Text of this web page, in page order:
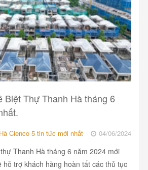
Biệt Thự Thanh Hà tháng 6
Cienco 5 tin tức mới nhất 04/06/2024
Thanh Hà tháng 6 năm 2024 mới
hỗ trợ khách hàng hoàn tất các thủ tục